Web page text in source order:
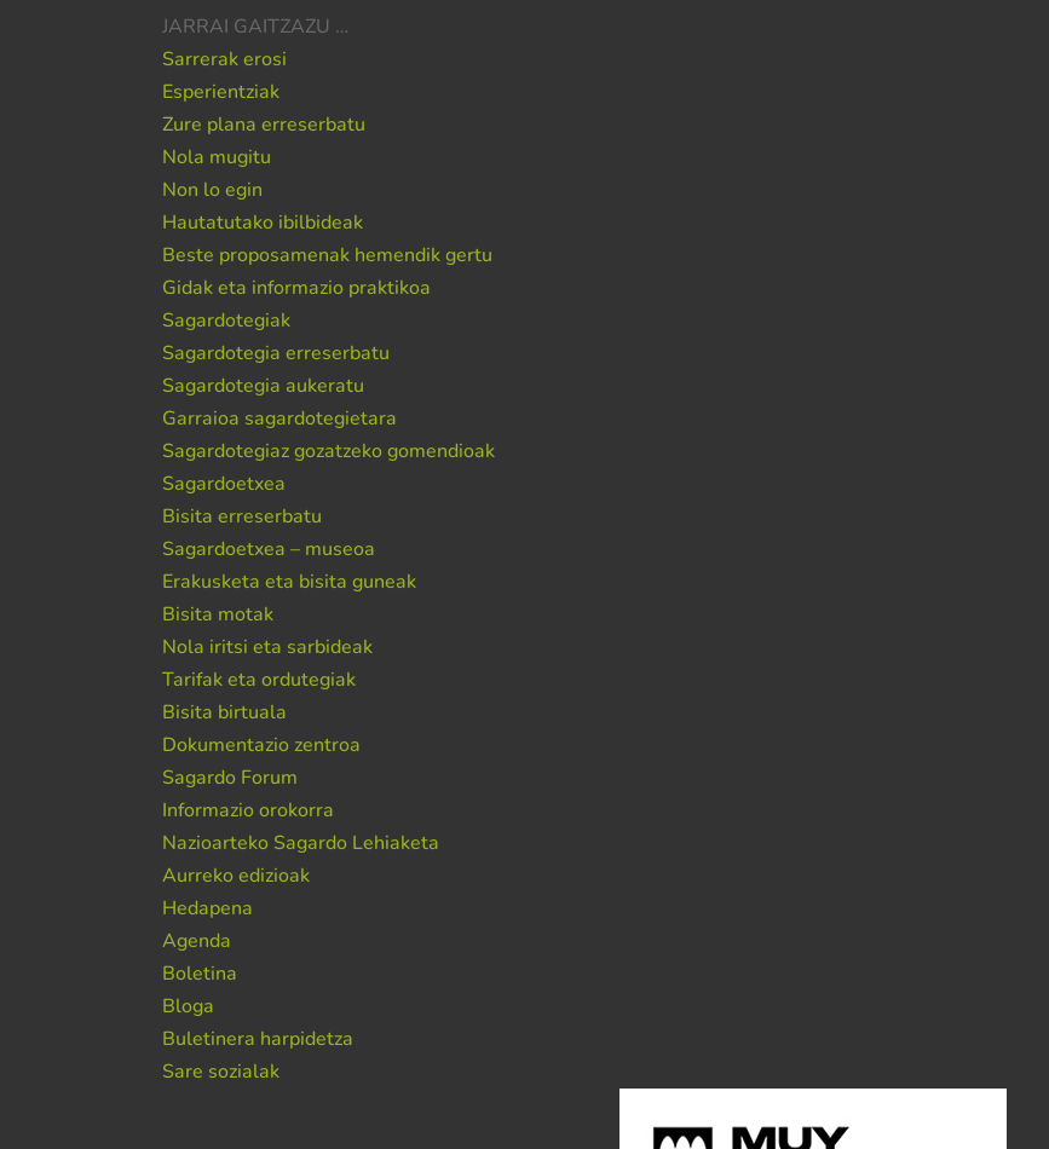
JARRAI GAITZAZU …
Sarrerak erosi
Esperientziak
Zure plana erreserbatu
Nola mugitu
Non lo egin
Hautatutako ibilbideak
Beste proposamenak hemendik gertu
Gidak eta informazio praktikoa
Sagardotegiak
Sagardotegia erreserbatu
Sagardotegia aukeratu
Garraioa sagardotegietara
Sagardotegiaz gozatzeko gomendioak
Sagardoetxea
Bisita erreserbatu
Sagardoetxea – museoa
Erakusketa eta bisita guneak
Bisita motak
Nola iritsi eta sarbideak
Tarifak eta ordutegiak
Bisita birtuala
Dokumentazio zentroa
Sagardo Forum
Informazio orokorra
Nazioarteko Sagardo Lehiaketa
Aurreko edizioak
Hedapena
Agenda
Boletina
Bloga
Buletinera harpidetza
Sare sozialak